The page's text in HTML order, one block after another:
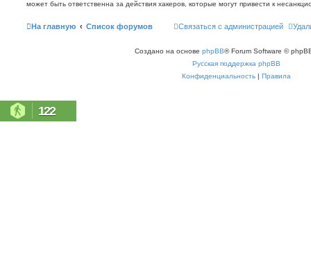
может быть ответственна за действия хакеров, которые могут привести к
На главную Список форумов Связаться с администрацией
Создано на основе phpBB® Forum Software ©
Русская поддержка phpBB
Конфиденциальность | Правила
122